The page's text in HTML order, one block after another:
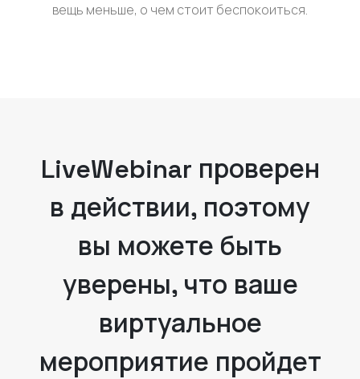
вещь меньше, о чем стоит беспокоиться.
LiveWebinar проверен
в действии, поэтому
вы можете быть
уверены, что ваше
виртуальное
мероприятие пройдет